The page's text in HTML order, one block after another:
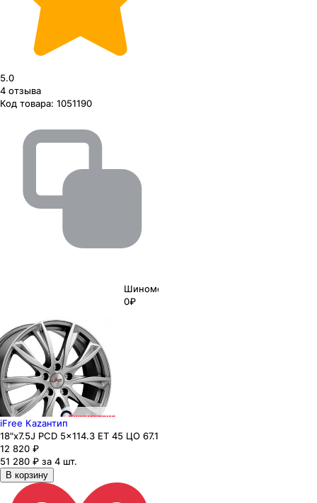
5.0
4 отзыва
Код товара: 1051190
Шиномонтаж
0₽
iFree Каzaнтип
18"x7.5J PCD 5x114.3 ЕТ 45 ЦО 67.1
12 820 ₽
51 280 ₽ за 4 шт.
В корзину